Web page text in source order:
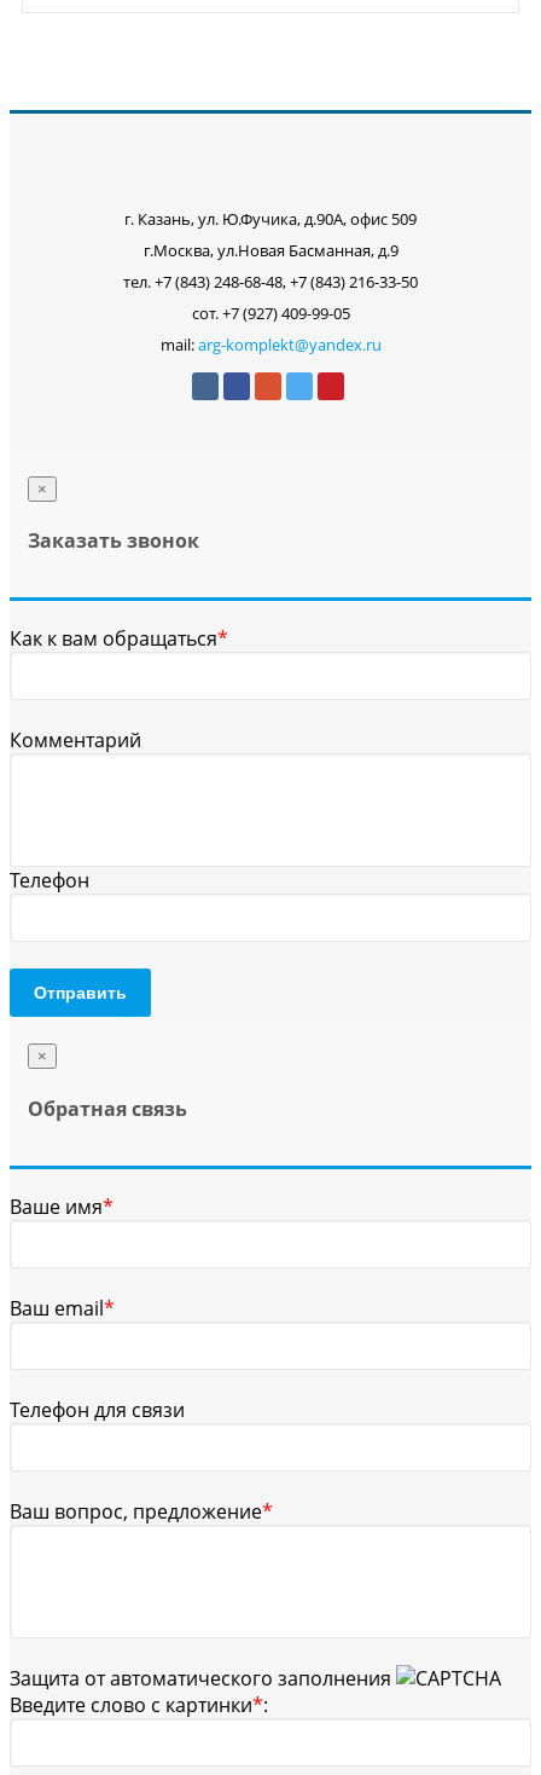
г. Казань, ул. Ю.Фучика, д.90А, офис 509
г.Москва, ул.Новая Басманная, д.9
тел. +7 (843) 248-68-48, +7 (843) 216-33-50
сот. +7 (927) 409-99-05
mail:arg-komplekt@yandex.ru
×
Заказать звонок
Как к вам обращаться*
Комментарий
Телефон
Отправить
×
Обратная связь
Ваше имя*
Ваш email*
Телефон для связи
Ваш вопрос, предложение*
Защита от автоматического заполнения
Введите слово с картинки*: